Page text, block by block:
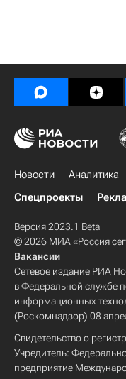
Новости Аналитика
Спецпроекты
Версия 2023.1 Beta
© 2026 МИА «Россия
Вакансии
Сетевое издание РИА
в Федеральной службе
информационных
(Роскомнадзор) 08
Свидетельство о
Учредитель:
предприятие